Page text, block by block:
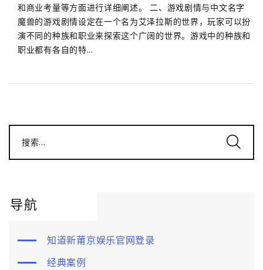
和商业考量等方面进行详细阐述。 二、游戏剧情与中文名字
魔兽的游戏剧情设定在一个名为艾泽拉斯的世界，玩家可以扮
演不同的种族和职业来探索这个广阔的世界。游戏中的种族和
职业都有各自的特...
搜索...
导航
知道新莆京娱乐官网登录
经典案例